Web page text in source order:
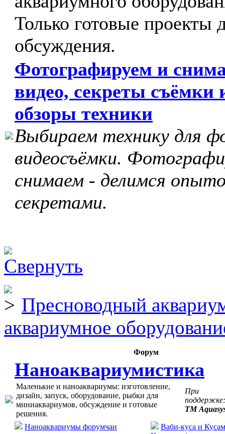
Только готовые проекты
обсуждения.
Фотографируем и
видео, секреты съёмки
обзоры техники
Выбираем технику для
видеосъёмки.
снимаем - делимся
секретами.
Пресноводный
аквариумное
Форум
Наноаквариумистика
Маленькие и наноаквариумы: изготовление,
дизайн, запуск, оборудование, рыбки для
миниаквариумов, обсуждение и готовые
решения.
При
поддержке:
ТМ
Наноаквариумы форумчан
Ваби-куса и